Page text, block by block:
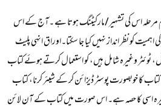
اس کی تشہیر/مارکیٹنگ ہوتا ہے ۔آج کے اس
کو نظر انداز نہیں کیا جا سکتا۔اوراق انہی پلیٹ
ٹوئٹر وغیرہ شامل ہیں، کو استعمال کرتے ہوئے کتاب
کا خوبصورت پوسٹر ڈیزائن کر کے شیئر کرنا، کتاب
اسی کا حصہ ہے۔ اس صورت میں کتاب کے آن لائن